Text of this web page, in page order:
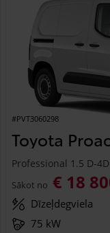
#PVT3060298
Toyota
Professional 1.5 D-
Sākot no € 18
Dīzeļdegviela
75 kW